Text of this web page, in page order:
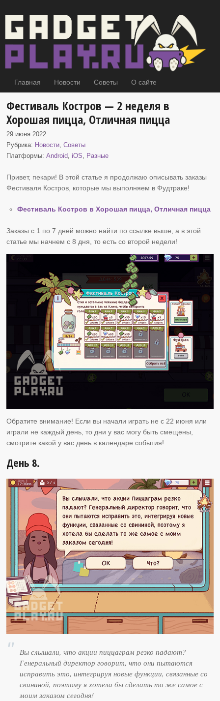
Главная Новости Советы О сайте
Фестиваль Костров — 2 неделя в
Хорошая пицца, Отличная пицца
29 июня 2022
Рубрика: Новости,Советы
Платформы:Android, iOS, Разные
Привет, пекари! В этой статье я продолжаю описывать заказы
Фестиваля Костров , которые мы выполняем в Фудтраке!
Фестиваль Костров в Хорошая пицца, Отличная пицца
Заказы с 1 по 7 дней можно найти по ссылке выше, а в этой
статье мы начнем с 8 дня, то есть со второй недели!
Обратите внимание! Если вы начали играть не с 22 июня или
играли не каждый день, то дни у вас могу быть смещены,
смотрите какой у вас день в календаре события!
День 8.
Вы слышали, что акции пиццаграм резко падают?
Генеральный директор говорит, что они пытаются
исправить это, интегрируя новые функции, связанные со
свининой, поэтому я хотела бы сделать то же самое с
моим заказом сегодня!